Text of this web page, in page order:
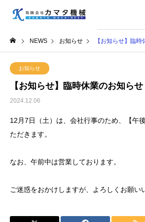
NEWS お知らせ 【お知らせ】臨
お知らせ
【お知らせ】臨時休業のお知らせ
2024.12.06
12月7日（土）は、会社行事のため、【午
ただきます。
なお、午前中は営業しております。
ご迷惑をおかけしますが、よろしくお願い